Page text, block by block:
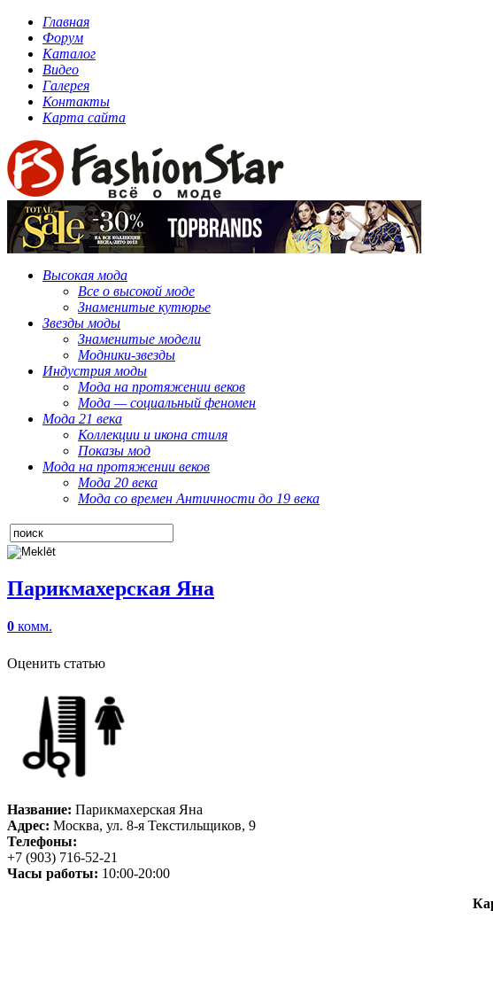
Главная
Форум
Каталог
Видео
Галерея
Контакты
Карта сайта
Высокая мода
Все о высокой моде
Знаменитые кутюрье
Звезды моды
Знаменитые модели
Модники-звезды
Индустрия моды
Мода на протяжении веков
Мода — социальный феномен
Мода 21 века
Коллекции и икона стиля
Показы мод
Мода на протяжении веков
Мода 20 века
Мода со времен Античности до 19 века
Парикмахерская Яна
0 комм.
Оценить статью
Название: Парикмахерская Яна
Адрес: Москва, ул. 8-я Текстильщиков, 9
Телефоны:
+7 (903) 716-52-21
Часы работы: 10:00-20:00